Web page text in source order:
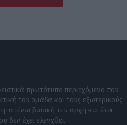
πρωτότυπο περιεχόμενο που
του ομάδα και τους εξωτερικούς
είναι βασική του αρχή και έτσι
δεν έχει ελεγχθεί.